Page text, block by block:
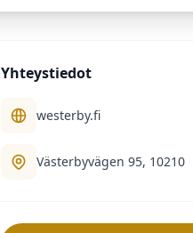
Yhteystiedot
westerby.fi
Västerbyvägen 95, 10210